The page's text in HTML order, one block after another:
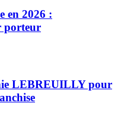
en 2026 :
porteur
LEBREUILLY pour